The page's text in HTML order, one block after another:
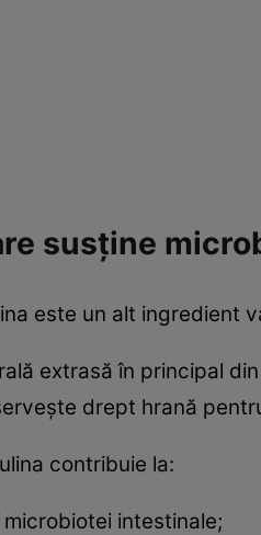
susține
este un alt ingredient
extrasă în principal
drept hrană
contribuie la:
microbiotei intestinale;